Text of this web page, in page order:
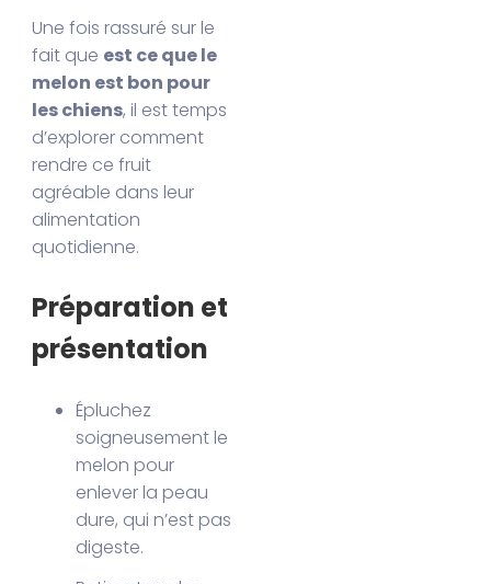
Une fois rassuré sur le
fait que est ce que le
melon est bon pour
les chiens, il est temps
d’explorer comment
rendre ce fruit
agréable dans leur
alimentation
quotidienne.
Préparation et
présentation
Épluchez
soigneusement le
melon pour
enlever la peau
dure, qui n’est pas
digeste.